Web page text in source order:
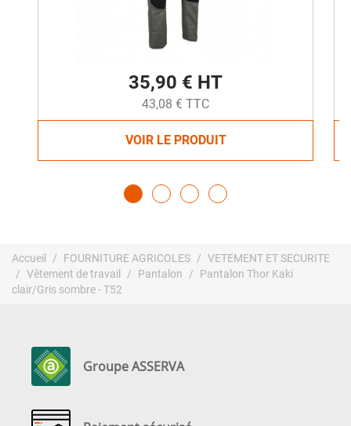
35,90 € HT
43,08 € TTC
VOIR LE PRODUIT
Accueil FOURNITURE AGRICOLES
VETEMENT ET SECURITE
Vêtement de travail
Pantalon
Pantalon Thor Kaki
clair/Gris sombre - T52
Groupe ASSERVA